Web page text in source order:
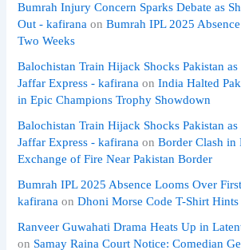
Bumrah Injury Concern Sparks Debate as
Out - kafirana onBumrah IPL 2025
Two Weeks
Balochistan Train Hijack Shocks Pakistan
Jaffar Express - kafirana onIndia Halted
in Epic Champions Trophy Showdown
Balochistan Train Hijack Shocks Pakistan
Jaffar Express - kafirana onBorder Clash in
Exchange of Fire Near Pakistan Border
Bumrah IPL 2025 Absence Looms Over
kafirana onDhoni Morse Code T-Shirt Hints
Ranveer Guwahati Drama Heats Up in
on Samay Raina Court Notice: Comedian